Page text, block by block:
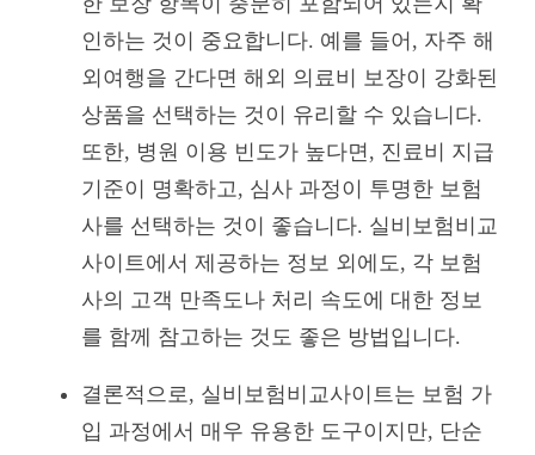
인하는 것이 중요합니다. 예를 들어, 자주 해
외여행을 간다면 해외 의료비 보장이 강화된
상품을 선택하는 것이 유리할 수 있습니다.
또한, 병원 이용 빈도가 높다면, 진료비 지급
기준이 명확하고, 심사 과정이 투명한 보험
사를 선택하는 것이 좋습니다. 실비보험비교
사이트에서 제공하는 정보 외에도, 각 보험
사의 고객 만족도나 처리 속도에 대한 정보
를 함께 참고하는 것도 좋은 방법입니다.
결론적으로, 실비보험비교사이트는 보험 가
입 과정에서 매우 유용한 도구이지만, 단순